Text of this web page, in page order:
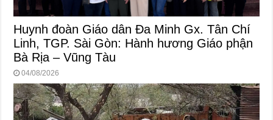
Huynh đoàn Giáo dân Đa Minh Gx. Tân Chí
Linh, TGP. Sài Gòn: Hành hương Giáo phận
Bà Rịa – Vũng Tàu
04/08/2026